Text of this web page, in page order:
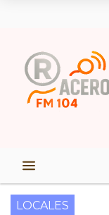
LOCALES